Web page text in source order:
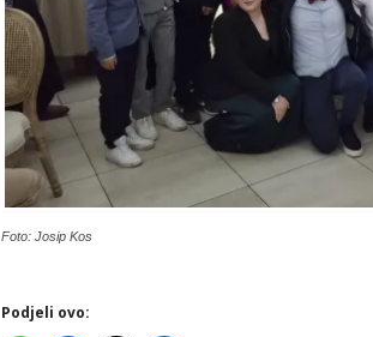
Foto: Josip Kos
Podjeli ovo: